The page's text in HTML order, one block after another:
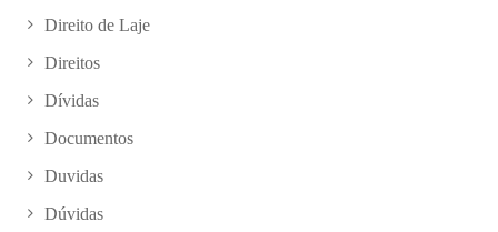
Direito de Laje
Direitos
Dívidas
Documentos
Duvidas
Dúvidas